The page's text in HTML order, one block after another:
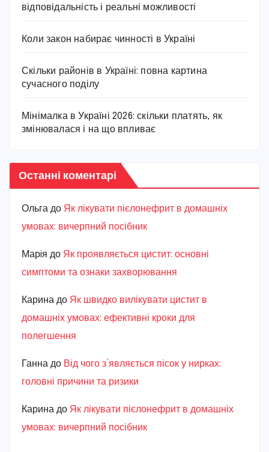
відповідальність і реальні можливості
Коли закон набирає чинності в Україні
Скільки районів в Україні: повна картина
сучасного поділу
Мінімалка в Україні 2026: скільки платять, як
змінювалася і на що впливає
Останні коментарі
Ольга до Як лікувати пієлонефрит в домашніх
умовах: вичерпний посібник
Марiя до Як проявляється цистит: основні
симптоми та ознаки захворювання
Карина до Як швидко вилікувати цистит в
домашніх умовах: ефективні кроки для
полегшення
Ганна до Від чого з’являється пісок у нирках:
головні причини та ризики
Карина до Як лікувати пієлонефрит в домашніх
умовах: вичерпний посібник